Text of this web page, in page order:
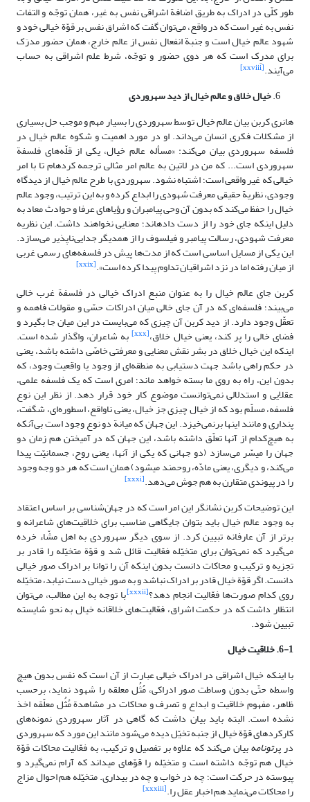
طور کلّی در ادراک به طریق اضافة اشراقی نفس به غیر، همان توجّه و التفات
نفس به غیر است که در واقع، می‌توان گفت که اشراق نفس بر قوّة خیالی خود و
شهود عالم خیال است و جنبة انفعال نفس از عالم خارج، همان حضور مدرَک
برای مدرِک است که هر دوی حضور و توجّه، شرط علم اشراقی به حساب
می‌آیند.[xxviii]
خیال خلاق و عالم خیال از دید سهروردی
هانری کربن بیان عالم خیال توسط سهروردی را بسیار مهم و موجب حل بسیاری
از مشکلات فکری انسان می‌داند. او در مورد اهمیت و شکوه عالم خیال در
فلسفه سهروردی بیان می‌کند: «مسأله عالم خیال، یکی از قلّه‌‌های فلسفة
سهروردی است... که من در لاتین به عالم امر مثالی ترجمه کرده‏ام تا با امر
خیالی که غیر واقعی است؛ اشتباه نشود. سهروردی با طرح عالم خیال از دیدگاه
وجودی، نظریة حقیقی معرفت شهودی را ابداع کرده و به این ترتیب، وجود عالم
خیال را حفظ می‌‏کند که بدون آن وحی پیامبران و رؤیاهای عرفا و حوادث معاد به
دلیل اینکه جای خود را از دست داده‏اند؛ معنایی نخواهند داشت. این نظریه
معرفت شهودی، رسالت پیامبر و فیلسوف را از همدیگر جدایی‌ناپذیر می‌‏سازد.
این یکی از مسایل اساسی است که از مدت‌ها پیش در فلسفه‏‌های رسمی ‌غربی
از میان رفته اما در نزد اشراقیان تداوم پیدا کرده است».[xxix]
کربن جای عالم خیال را به عنوان منبع ادراک خیالی در فلسفة غرب خالی
می‌بیند؛ فلسفه‌ای که در آن جای خالی میان ادراکات حسّی و مقولات فاهمه و
تعقّل وجود دارد. از دید کربن آن چیزی که می‌بایست در این میان جا بگیرد و
فضای خالی را پر کند، یعنی خیال خلاق،[xxx] به شاعران، واگذار شده است.
اینکه این خیال خلاق در بشر نقش معنایی و معرفتی خاصّی داشته باشد، یعنی
در حکم راهی باشد جهت دستیابی به منطقه‏‌ای از وجود یا واقعیت وجود، که
بدون این، راه به روی ما بسته خواهد ماند؛ امری است که یک فلسفه علمی،
عقلایی و استدلالی نمی‌توانست موضوع کار خود قرار دهد. از نظر این نوع
فلسفه، مسلّم بود که از خیال چیزی جز خیال، یعنی ناواقع، اسطوره‏‌ای، شگفت،
پنداری و مانند اینها برنمی‌‏خیزد. این جهان که میانة دو نوع وجود است بی‌آنکه
به هیچ‌کدام از آنها تعلّق داشته باشد، این جهان که در آمیختن هم زمان دو
جهان را میسّر می‌‏سازد (دو جهانی که یکی از آنها، یعنی روح، جسمانیّت پیدا
می‌‏کند، و دیگری، یعنی مادّه، روحمند می‏شود) همان است که هر دو وجه وجود
را در پیوندی متقارن به هم جوش می‌دهد.[xxxi]
این توضیحات کربن نشانگر این امر است که در جهان‌شناسی بر اساس اعتقاد
به وجود عالم خیال باید بتوان جایگاهی مناسب برای خلاقیت‌های شاعرانه و
برتر از آن عارفانه تبیین کرد. از سوی دیگر سهروردی به اهل مشّاء خرده
می‌گیرد که نمی‌توان برای متخیّله فعّالیت قائل شد و قوّة متخیّله را قادر بر
تجزیه و ترکیب و محاکات دانست بدون اینکه آن را توانا بر ادراک صور خیالی
دانست. اگر قوّة خیال قادر بر ادراک نباشد و به صور خیالی دست نیابد، متخیّله
روی کدام صورت‌ها فعّالیت انجام دهد؟[xxxii] با توجه به این مطالب، می‌توان
انتظار داشت که در حکمت اشراق، فعّالیت‌های خلاقانه خیال به نحو شایسته
تبیین شود.
6-1. خلاقیت خیال
با اینکه خیال‏ اشراقی در ادراک خیالی عبارت از آن است که نفس بدون هیچ
واسطه حتّی بدون وساطت صور ادراکی، مُثُل معلقه را شهود نماید، برحسب
ظاهر، مفهوم‏ خلاقیت و ابداع و تصرف و محاکات در مشاهدة مُثُل‏ معلّقه اخذ
نشده است. البته باید بیان داشت که گاهی در آثار سهروردی نمونه‌های
کارکردهای قوّة خیال از جنبه تخیّل دیده می‌شود مانند این مورد که سهروردی
در پرتونامهبیان می‌کند که علاوه‏ بر تفصیل و ترکیب، به فعّالیت محاکات قوّة
خیال هم توجّه داشته است و متخیّله را قوّه‏ای می‏داند که آرام نمی‌‏گیرد و
پیوسته در حرکت است؛ چه در خواب و چه در بیداری. متخیّله هم احوال‏ مزاج
را محاکات می‌‏نماید هم اخبار عقل را.[xxxiii]